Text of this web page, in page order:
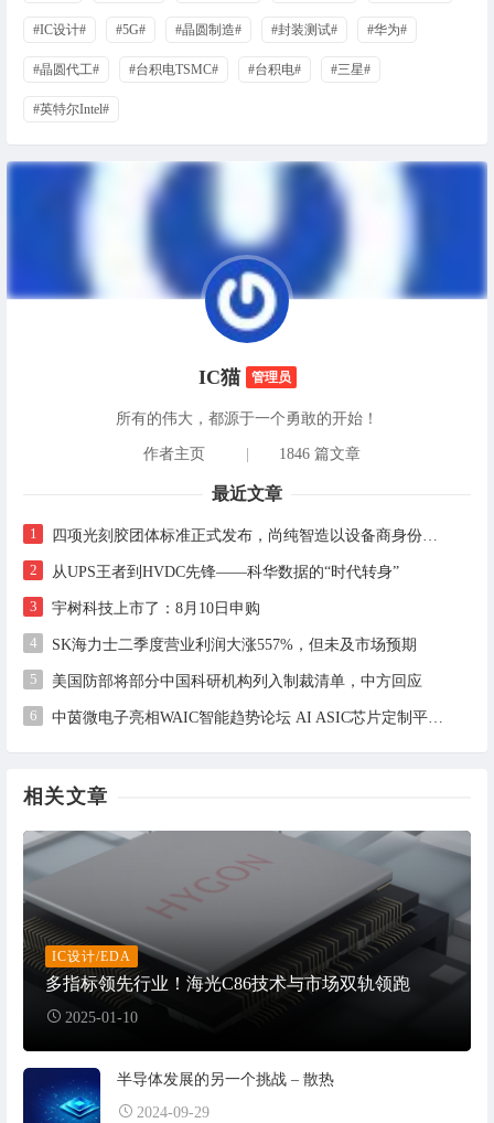
#IC设计# #5G# #晶圆制造# #封装测试# #华为#
#晶圆代工# #台积电TSMC# #台积电# #三星#
#英特尔Intel#
IC猫 管理员
所有的伟大，都源于一个勇敢的开始！
作者主页 1846 篇文章
最近文章
1 四项光刻胶团体标准正式发布，尚纯智造以设备商身份跻身标准起草席
2 从UPS王者到HVDC先锋——科华数据的“时代转身”
3 宇树科技上市了：8月10日申购
4 SK海力士二季度营业利润大涨557%，但未及市场预期
5 美国防部将部分中国科研机构列入制裁清单，中方回应
6 中茵微电子亮相WAIC智能趋势论坛 AI ASIC芯片定制平台赋能工业AI落地
相关文章
IC设计/EDA
多指标领先行业！海光C86技术与市场双轨领跑
2025-01-10
半导体发展的另一个挑战 – 散热
2024-09-29